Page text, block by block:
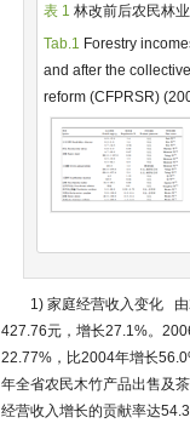
表 1 林改前后农民林
Tab.1 Forestry
and after the
reform (CFPRSR)
1) 家庭经营收入变化
427.76元，增长27.1%。
22.77%，比2004年增长
年全省农民木竹产品出售及
经营收入增长的贡献率达